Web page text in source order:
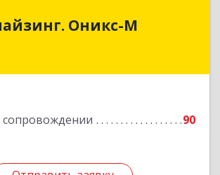
Оникс-М
сопровождении 90
Оникс-М
Смоленская обл, Сафоновский р-н,